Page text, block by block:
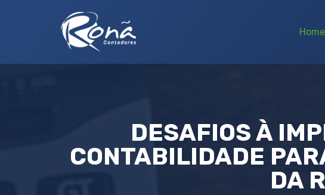
Home
DESAFIOS À
CONTABILIDADE
DA